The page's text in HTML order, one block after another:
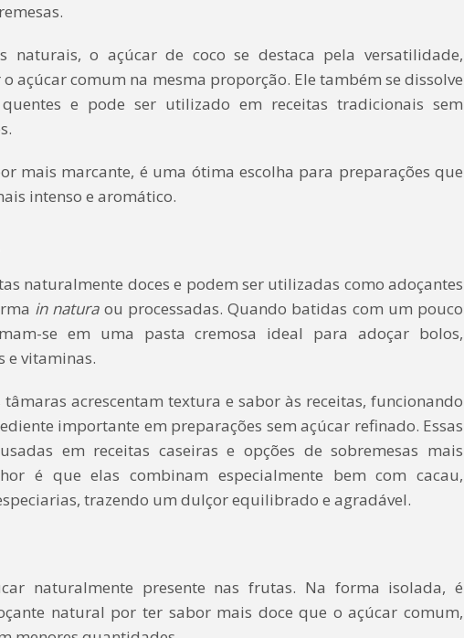
naturais, o açúcar de coco se destaca pela versatilidade,
açúcar comum na mesma proporção. Ele também se dissolve
e pode ser utilizado em receitas tradicionais sem
mais marcante, é uma ótima escolha para preparações que
intenso e aromático.
naturalmente doces e podem ser utilizadas como adoçantes
in naturaou processadas. Quando batidas com um pouco
se em uma pasta cremosa ideal para adoçar bolos,
e vitaminas.
acrescentam textura e sabor às receitas, funcionando
importante em preparações sem açúcar refinado. Essas
em receitas caseiras e opções de sobremesas mais
é que elas combinam especialmente bem com cacau,
trazendo um dulçor equilibrado e agradável.
naturalmente presente nas frutas. Na forma isolada, é
natural por ter sabor mais doce que o açúcar comum,